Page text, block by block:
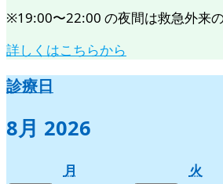
※19:00〜22:00 の夜間は救急外来
詳しくはこちらから
診療日
8月 2026
月 火